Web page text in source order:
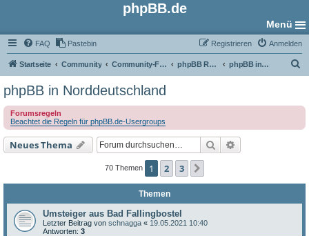
phpBB.de
Menü
FAQ Pastebin Anmelden
Registrieren
Startseite Community Community-Foren phpBB Regional phpBB in Norddeutschland
e
phpBB in Norddeutschland
Forumsregeln
Beachtet die Regeln für phpBB.de-Usergroups
Neues Thema Suche
70 Themen 1 2 3
Themen
Umsteiger aus Bad Fallingbostel
Letzter Beitrag von schnagga « 19.05.2021 10:40
Antworten: 3